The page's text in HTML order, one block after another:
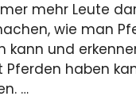
mehr Leute
wie man
kann und
Pferden haben
…